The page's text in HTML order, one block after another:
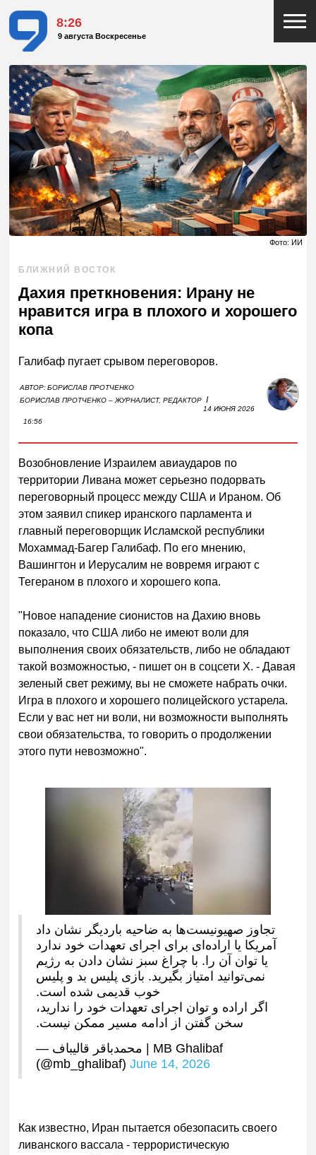
8:26
9 августа Воскресенье
Фото: ИИ
БЛИЖНИЙ ВОСТОК
Дахия преткновения: Ирану не
нравится игра в плохого и хорошего
копа
Галибаф пугает срывом переговоров.
АВТОР:БОРИСЛАВ ПРОТЧЕНКО
БОРИСЛАВ ПРОТЧЕНКО – ЖУРНАЛИСТ, РЕДАКТОР I
14 ИЮНЯ 2026
16:56
Возобновление Израилем авиаударов по
территории Ливана может серьезно подорвать
переговорный процесс между США и Ираном. Об
этом заявил спикер иранского парламента и
главный переговорщик Исламской республики
Мохаммад-Багер Галибаф. По его мнению,
Вашингтон и Иерусалим не вовремя играют с
Тегераном в плохого и хорошего копа.
"Новое нападение сионистов на Дахию вновь
показало, что США либо не имеют воли для
выполнения своих обязательств, либо не обладают
такой возможностью, - пишет он в соцсети X. - Давая
зеленый свет режиму, вы не сможете набрать очки.
Игра в плохого и хорошего полицейского устарела.
Если у вас нет ни воли, ни возможности выполнять
свои обязательства, то говорить о продолжении
этого пути невозможно".
تجاوز صهیونیست‌ها به ضاحیه باردیگر نشان داد
آمریکا یا اراده‌ای برای اجرای تعهدات خود ندارد
یا توان آن را. با چراغ سبز نشان دادن به رژیم
نمی‌توانید امتیاز بگیرید. بازی پلیس بد و پلیس
خوب قدیمی شده است.
اگر اراده و توان اجرای تعهدات خود را ندارید،
سخن گفتن از ادامه مسیر ممکن نیست.
— محمدباقر قالیباف | MB Ghalibaf
(@mb_ghalibaf)June 14, 2026
Как известно, Иран пытается обезопасить своего
ливанского вассала - террористическую